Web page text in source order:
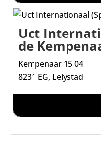
Uct
de
Kempenaar 15 04
8231 EG, Lelystad